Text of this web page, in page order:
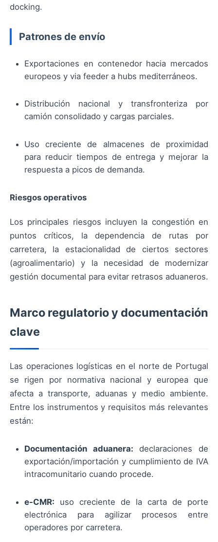
docking.
Patrones de envío
Exportaciones en contenedor hacia mercados
europeos y via feeder a hubs mediterráneos.
Distribución nacional y transfronteriza por
camión consolidado y cargas parciales.
Uso creciente de almacenes de proximidad
para reducir tiempos de entrega y mejorar la
respuesta a picos de demanda.
Riesgos operativos
Los principales riesgos incluyen la congestión en
puntos críticos, la dependencia de rutas por
carretera, la estacionalidad de ciertos sectores
(agroalimentario) y la necesidad de modernizar
gestión documental para evitar retrasos aduaneros.
Marco regulatorio y documentación
clave
Las operaciones logísticas en el norte de Portugal
se rigen por normativa nacional y europea que
afecta a transporte, aduanas y medio ambiente.
Entre los instrumentos y requisitos más relevantes
están:
Documentación aduanera: declaraciones de
exportación/importación y cumplimiento de IVA
intracomunitario cuando procede.
e-CMR: uso creciente de la carta de porte
electrónica para agilizar procesos entre
operadores por carretera.